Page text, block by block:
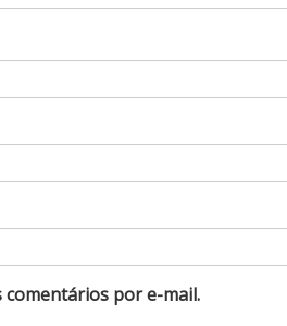
por e-mail.